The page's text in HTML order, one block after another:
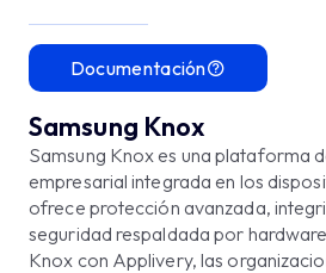
Documentación
Samsung Knox
Samsung Knox es una plataforma
empresarial integrada en los
ofrece protección avanzada,
seguridad respaldada por
Knox con Applivery, las